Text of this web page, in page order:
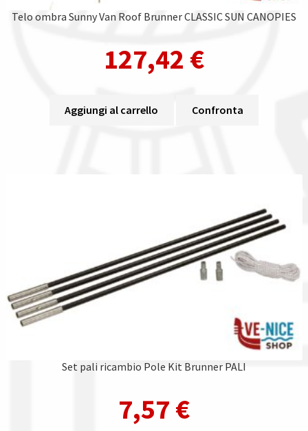
Telo ombra Sunny Van Roof Brunner CLASSIC SUN CANOPIES
127,42 €
Aggiungi al carrello Confronta
Set pali ricambio Pole Kit Brunner PALI
7,57 €